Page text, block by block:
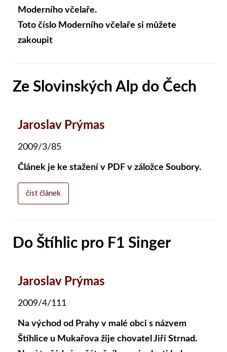
Moderního včelaře.
Toto číslo Moderního včelaře si můžete
zakoupit
Ze Slovinských Alp do Čech
Jaroslav Prýmas
2009/3/85
Článek je ke stažení v PDF v záložce Soubory.
číst článek
Do Štíhlic pro F1 Singer
Jaroslav Prýmas
2009/4/111
Na východ od Prahy v malé obci s názvem
Štíhlice u Mukařova žije chovatel Jiří Strnad.